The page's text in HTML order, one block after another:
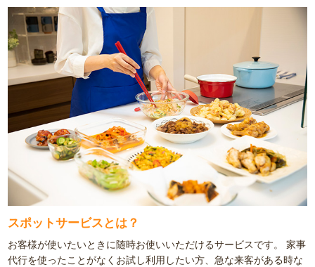
スポットサービスとは？
お客様が使いたいときに随時お使いいただけるサービスです。
家事
代行を使ったことがなくお試し利用したい方、急な来客がある時な